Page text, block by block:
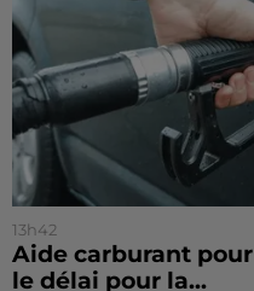
13h42
Aide carburant
le délai pour la...